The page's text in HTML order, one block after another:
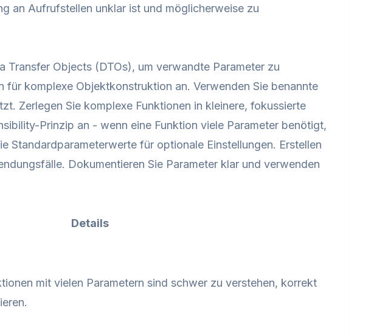
an Aufrufstellen unklar ist und möglicherweise zu
Transfer Objects (DTOs), um verwandte Parameter zu
für komplexe Objektkonstruktion an. Verwenden Sie benannte
Zerlegen Sie komplexe Funktionen in kleinere, fokussierte
Prinzip an - wenn eine Funktion viele Parameter benötigt,
Standardparameterwerte für optionale Einstellungen. Erstellen
Dokumentieren Sie Parameter klar und verwenden
Details
mit vielen Parametern sind schwer zu verstehen, korrekt